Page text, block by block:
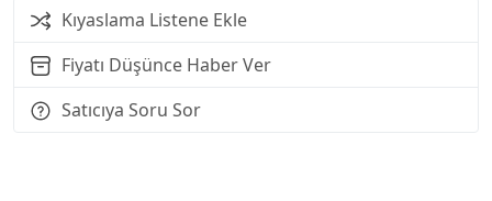
Kıyaslama Listene Ekle
Fiyatı Düşünce Haber Ver
Satıcıya Soru Sor